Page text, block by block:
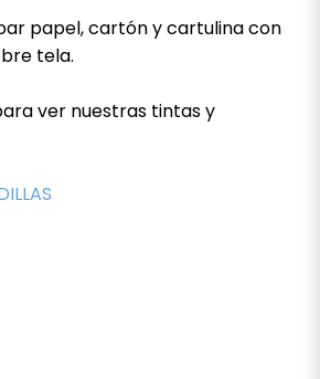
papel, cartón y cartulina con
tela.
ver nuestras tintas y